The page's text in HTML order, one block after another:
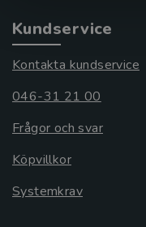
Kundservice
Kontakta kundservice
046-31 21 00
Frågor och svar
Köpvillkor
Systemkrav